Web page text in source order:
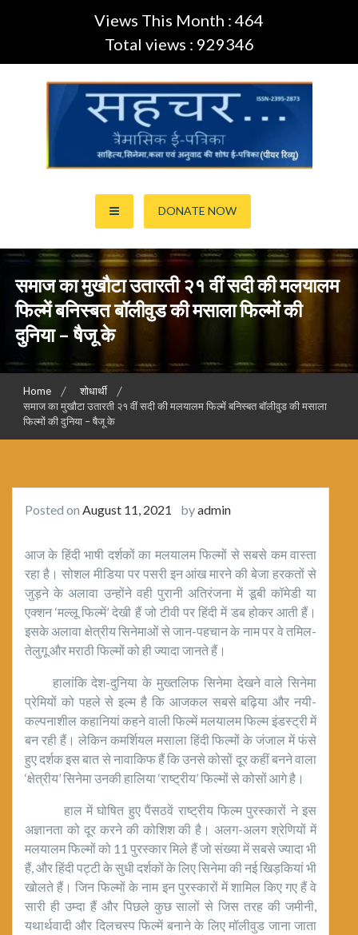
Views This Month : 464
Total views : 929346
सहचर ई-पत्रिका… (ISSN:2395-
2873)
DONATE NOW
समाज का मुखौटा उतारती २१ वीं सदी की मलयालम
फिल्में बनिस्बत बॉलीवुड की मसाला फिल्मों की
दुनिया – षैजू के
Home
शोधार्थी
समाज का मुखौटा उतारती २१ वीं सदी की मलयालम फिल्में बनिस्बत बॉलीवुड की मसाला
फिल्मों की दुनिया – षैजू के
Posted on August 11, 2021 byadmin
आज के हिंदी भाषी दर्शकों का मलयालम फिल्मों से सबसे कम वास्ता
रहा है। सोशल मीडिया पर पसरी इन आंख मारने की बेजा हरकतों से
जुड़ने के अलावा उन्होंने वही पुरानी अतिरंजना में डूबी कॉमेडी या
एक्शन ‘मल्लू फिल्में’ देखी हैं जो टीवी पर हिंदी में डब होकर आती हैं।
इसके अलावा क्षेत्रीय सिनेमाओं से जान-पहचान के नाम पर वे तमिल-
तेलुगू और मराठी फिल्मों को ही ज्यादा जानते हैं।
हालांकि देश-दुनिया के मुख्तलिफ सिनेमा देखने वाले सिनेमा
प्रेमियों को पहले से इल्म है कि आजकल सबसे बढ़िया और नयी-
कल्पनाशील कहानियां कहने वाली फिल्में मलयालम फिल्म इंडस्ट्री में
बन रही हैं। लेकिन कमर्शियल मसाला हिंदी फिल्मों के जंजाल में फंसे
हुए दर्शक इस बात से नावाकिफ हैं कि उनसे कोसों दूर कहीं बनने वाला
‘क्षेत्रीय’ सिनेमा उनकी हालिया ‘राष्ट्रीय’ फिल्मों से कोसों आगे है।
हाल में घोषित हुए पैंसठवें राष्ट्रीय फिल्म पुरस्कारों ने इस
अज्ञानता को दूर करने की कोशिश की है। अलग-अलग श्रेणियों में
मलयालम फिल्मों को 11 पुरस्कार मिले हैं जो संख्या में सबसे ज्यादा भी
हैं, और हिंदी पट्टी के सुधी दर्शकों के लिए सिनेमा की नई खिड़कियां भी
खोलते हैं। जिन फिल्मों के नाम इन पुरस्कारों में शामिल किए गए हैं वे
सारी ही उम्दा हैं और पिछले कुछ सालों से जिस तरह की जमीनी,
यथार्थवादी और दिलचस्प फिल्में बनाने के लिए मॉलीवुड जाना जाता